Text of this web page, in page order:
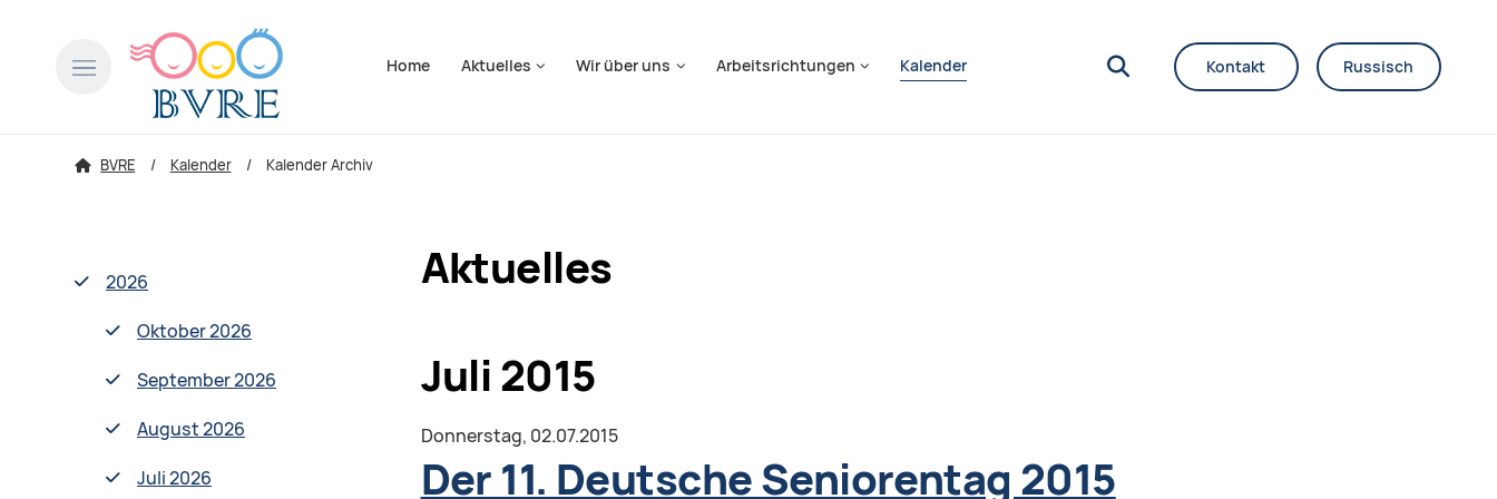
Home
Aktuelles Wir über uns Arbeitsrichtungen Kalender Kontakt Russisch
BVRE Kalender Kalender Archiv
Aktuelles
Juli 2015
Donnerstag, 02.07.2015
Der 11. Deutsche Seniorentag 2015
2026
Oktober 2026
September 2026
August 2026
Juli 2026